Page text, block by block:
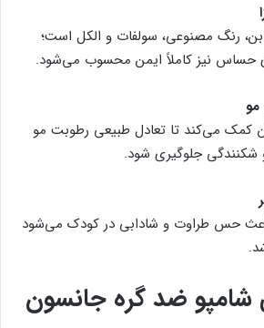
رنگ مصنوعی، سولفات و الکل است؛
حساس نیز کاملاً ایمن محسوب می‌شود.
کمک می‌کند تا تعادل طبیعی رطوبت مو
جلوگیری شود.
حس طراوت و شادابی در کودک می‌شود
شامپو ضد گره جانسون